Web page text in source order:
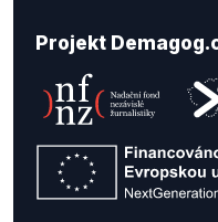
Projekt